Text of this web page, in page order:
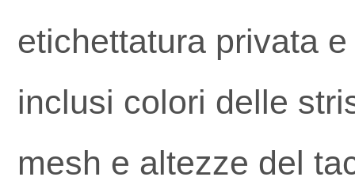
etichettatura privata
inclusi colori delle
mesh e altezze del